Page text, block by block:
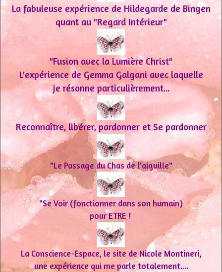
La fabuleuse expérience de Hildegarde de Bingen
quant au "Regard Intérieur"
"Fusion avec la Lumière Christ"
L'expérience de Gemma Galgani avec laquelle
je résonne particulièrement...
Reconnaître, libérer, pardonner et Se pardonner
"Le Passage du Chas de l'aiguille"
"Se Voir (fonctionner dans son humain)
pour ETRE !
La Conscience-Espace, le site de Nicole Montineri,
une expérience qui me parle totalement....